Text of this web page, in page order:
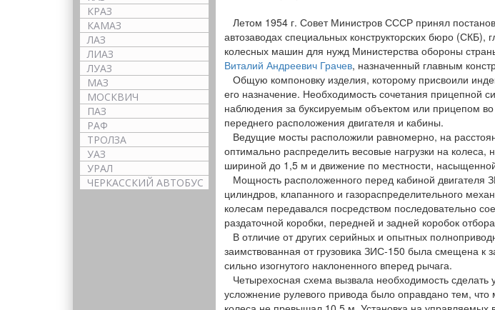
КРАЗ
КАМАЗ
ЛАЗ
ЛИАЗ
ЛУАЗ
МАЗ
МОСКВИЧ
ПАЗ
РАФ
ТРОЛЗА
УАЗ
УРАЛ
ЧЕРКАССКИЙ АВТОБУС
Летом 1954 г. Совет Министров СССР принял
автозаводах специальных конструкторских бюро (СКБ),
колесных машин для нужд Министерства обороны
Виталий Андреевич Грачев, назначенный главным
Общую компоновку изделия, которому присвоили
его назначение. Необходимость сочетания прицепной
наблюдения за буксируемым объектом или прицепом
переднего расположения двигателя и кабины.
Ведущие мосты расположили равномерно, на
оптимально распределить весовые нагрузки на
шириной до 1,5 м и движение по местности,
Мощность расположенного перед кабиной двигателя
цилиндров, клапанного и газораспределительного
колесам передавался посредством последовательно
раздаточной коробки, передней и задней коробок
В отличие от других серийных и опытных
заимствованная от грузовика ЗИС-150 была смещена
сильно изогнутого наклоненного вперед рычага.
Четырехосная схема вызвала необходимость
усложнение рулевого привода было оправдано тем,